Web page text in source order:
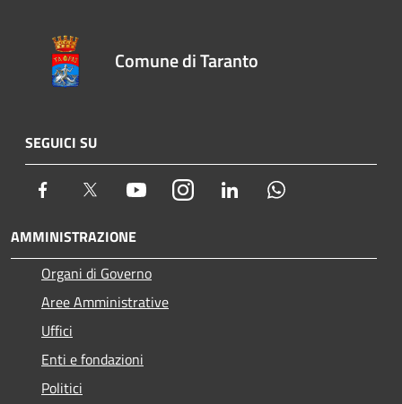
Comune di Taranto
SEGUICI SU
Facebook Twitter YoutubeInstagram LinkedIn
AMMINISTRAZIONE
Organi di Governo
Aree Amministrative
Uffici
Enti e fondazioni
Politici